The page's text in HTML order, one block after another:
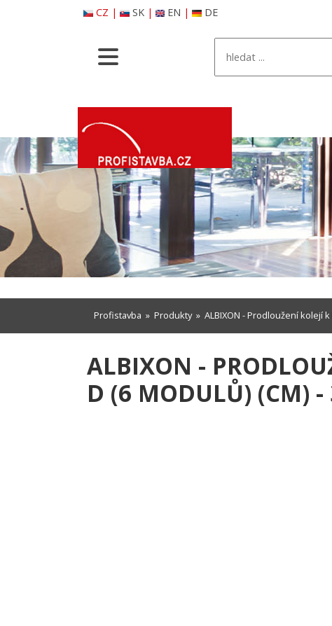
CZ | SK| EN | DE
Profistavba » Produkty» ALBIXON - Prodloužení kolejí k
ALBIXON -
D (6 MODULŮ) (CM)